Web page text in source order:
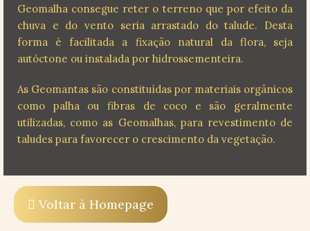
Geomalha consegue reter o terreno que por efeito da
chuva e do vento seria arrastado do talude. Desta
forma é facilitada a fixação natural da flora, seja
autóctone ou instalada por hidrossementeira.
As Geomantas são constituídas por materiais orgânicos
como palha ou fibras de coco e são geralmente
utilizadas, como as Geomalhas, para revestimento de
taludes para favorecer o crescimento da vegetação.
Voltar à Homepage